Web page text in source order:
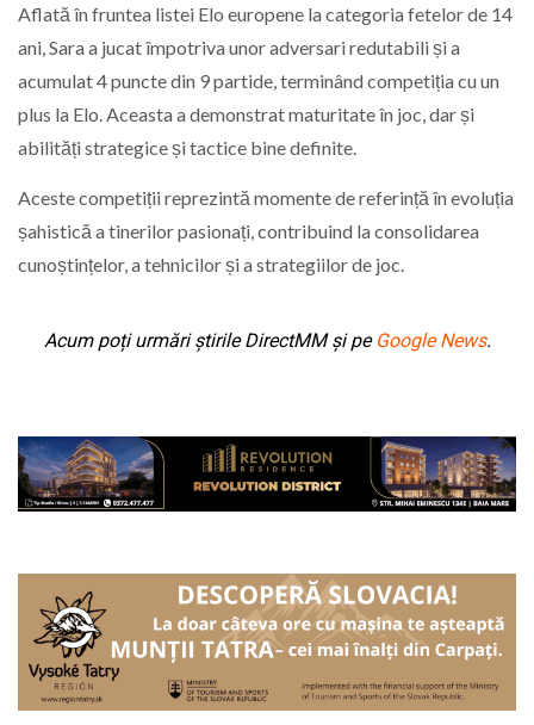
Aflată în fruntea listei Elo europene la categoria fetelor de 14
ani, Sara a jucat împotriva unor adversari redutabili și a
acumulat 4 puncte din 9 partide, terminând competiția cu un
plus la Elo. Aceasta a demonstrat maturitate în joc, dar și
abilități strategice și tactice bine definite.
Aceste competiții reprezintă momente de referință în evoluția
șahistică a tinerilor pasionați, contribuind la consolidarea
cunoștințelor, a tehnicilor și a strategiilor de joc.
Acum poți urmări știrile DirectMM și pe Google News.